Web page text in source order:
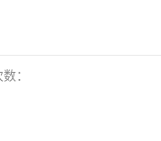
：